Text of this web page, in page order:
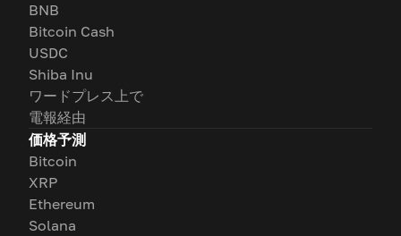
BNB
Bitcoin Cash
USDC
Shiba Inu
ワードプレス上で
電報経由
価格予測
Bitcoin
XRP
Ethereum
Solana